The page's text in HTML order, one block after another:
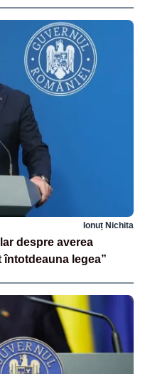
Ionuț Nichita
despre averea
întotdeauna legea”